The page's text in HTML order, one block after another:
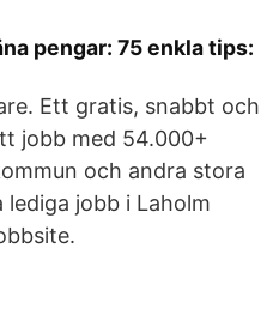
pengar: 75 enkla tips:
Ett gratis, snabbt och
jobb med 54.000+
och andra stora
lediga jobb i Laholm